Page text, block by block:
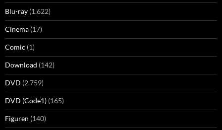
Blu-ray (1.622)
Cinema (17)
Comic (1)
Download (142)
DVD (2.759)
DVD (Code1) (165)
Figuren (140)